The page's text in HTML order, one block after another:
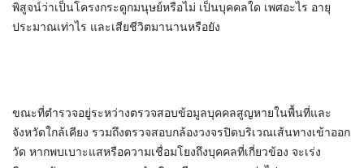
พิสูจน์ว่าเป็นโครงกระดูกมนุษย์หรือไม่ เป็นบุคคลใด เพศอะไร อายุ
ประมาณเท่าไร และเสียชีวิตมานานหรือยัง
ขณะที่ตำรวจอยู่ระหว่างตรวจสอบข้อมูลบุคคลสูญหายในพื้นที่และ
จังหวัดใกล้เคียง รวมถึงตรวจสอบกล้องวงจรปิดบริเวณเส้นทางเข้าออก
วัด หากพบเบาะแสหรือความเชื่อมโยงถึงบุคคลที่เกี่ยวข้อง จะเร่ง